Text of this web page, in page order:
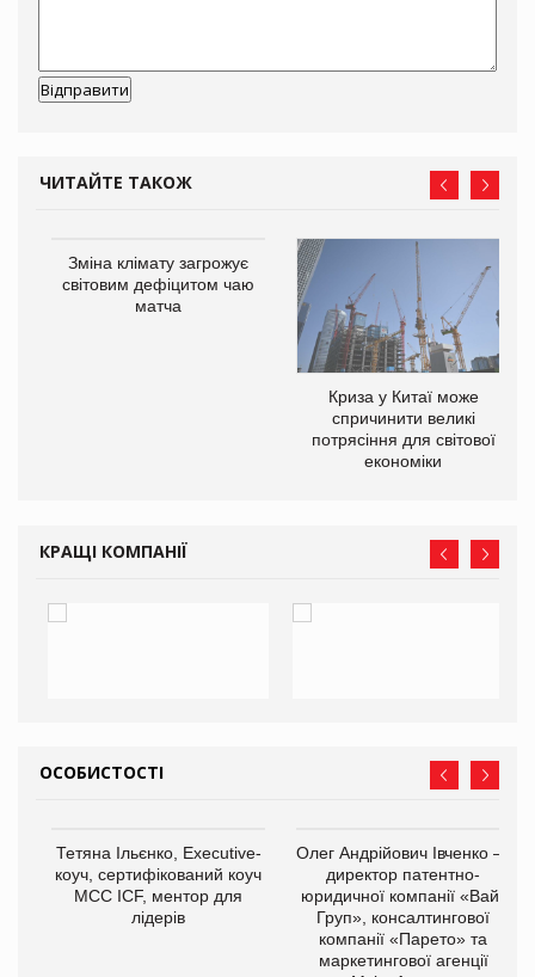
ЧИТАЙТЕ ТАКОЖ
Зміна клімату загрожує
світовим дефіцитом чаю
матча
Криза у Китаї може
спричинити великі
потрясіння для світової
економіки
КРАЩІ КОМПАНІЇ
ОСОБИСТОСТІ
Тетяна Ільєнко, Executive-
коуч, сертифікований коуч
МСС ICF, ментор для
лідерів
Олег Андрійович Івченко —
директор патентно-
юридичної компанії «Вайз
Груп», консалтингової
компанії «Парето» та
маркетингової агенції